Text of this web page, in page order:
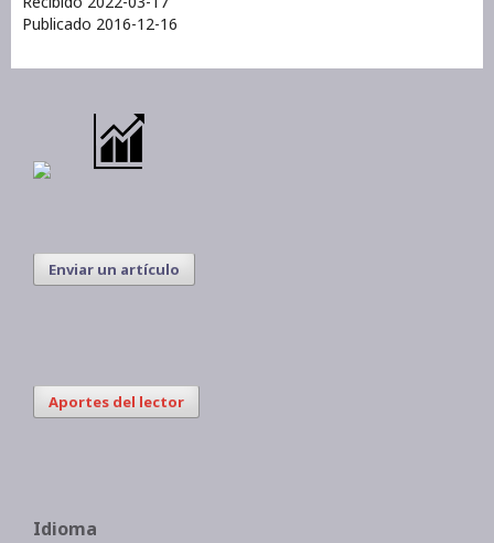
Publicado 2016-12-16
Enviar un artículo
Aportes del lector
Idioma